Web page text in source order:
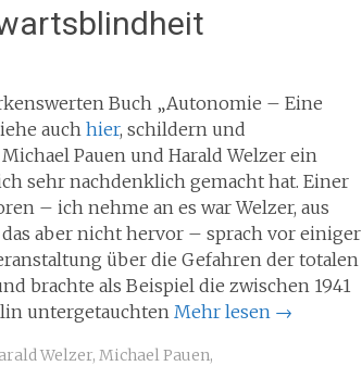
Buch „Autonomie – Eine
auch hier, schildern und
Pauen und Harald Welzer ein
sehr nachdenklich gemacht hat. Einer
– ich nehme an es war Welzer, aus
aber nicht hervor – sprach vor einiger
über die Gefahren der totalen
brachte als Beispiel die zwischen 1941
untergetauchten Mehr lesen →
Welzer, Michael Pauen,